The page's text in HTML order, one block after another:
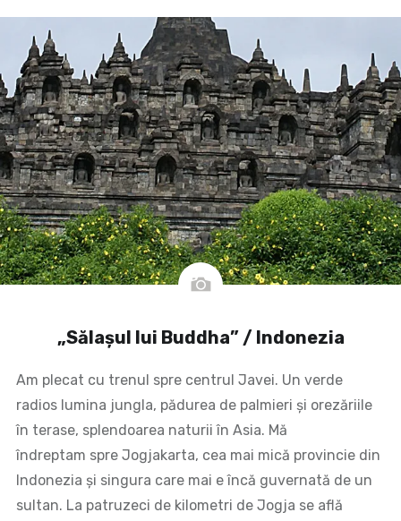
„Sălașul lui Buddha” / Indonezia
Am plecat cu trenul spre centrul Javei. Un verde
radios lumina jungla, pădurea de palmieri și orezăriile
în terase, splendoarea naturii în Asia. Mă
îndreptam spre Jogjakarta, cea mai mică provincie din
Indonezia și singura care mai e încă guvernată de un
sultan. La patruzeci de kilometri de Jogja se află